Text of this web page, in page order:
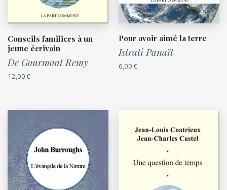
Conseils familiers à un
jeune écrivain
De Gourmont Remy
12,00 €
Pour avoir aimé la terre
Istrati Panaït
6,00 €